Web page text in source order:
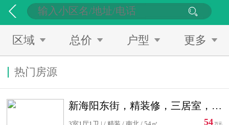
区域 总价 户型 更多
热门房源
新海阳东街，精装修，三居室，南北通透，拎包入住，单价低
54 万元